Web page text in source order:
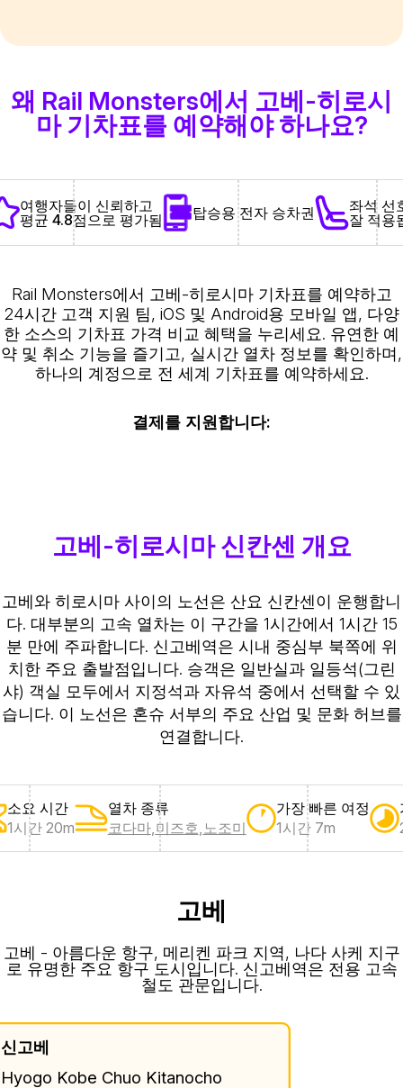
왜 Rail Monsters에서 고베-히로시
마 기차표를 예약해야 하나요?
여행자들이 신뢰하고
평균 4.8점으로 평가됨
탑승용 전자 승차권
좌석 선
잘 적용
Rail Monsters에서 고베-히로시마 기차표를 예약하고
24시간 고객 지원 팀, iOS 및 Android용 모바일 앱, 다양
한 소스의 기차표 가격 비교 혜택을 누리세요. 유연한 예
약 및 취소 기능을 즐기고, 실시간 열차 정보를 확인하며,
하나의 계정으로 전 세계 기차표를 예약하세요.
결제를 지원합니다:
고베-히로시마 신칸센 개요
고베와 히로시마 사이의 노선은 산요 신칸센이 운행합니
다. 대부분의 고속 열차는 이 구간을 1시간에서 1시간 15
분 만에 주파합니다. 신고베역은 시내 중심부 북쪽에 위
치한 주요 출발점입니다. 승객은 일반실과 일등석(그린
샤) 객실 모두에서 지정석과 자유석 중에서 선택할 수 있
습니다. 이 노선은 혼슈 서부의 주요 산업 및 문화 허브를
연결합니다.
소요 시간
1시간 20m
열차 종류
코다마,미즈호,노조미
가장 빠른 여정
1시간 7m
고베
고베 - 아름다운 항구, 메리켄 파크 지역, 나다 사케 지구
로 유명한 주요 항구 도시입니다. 신고베역은 전용 고속
철도 관문입니다.
신고베
Hyogo Kobe Chuo Kitanocho